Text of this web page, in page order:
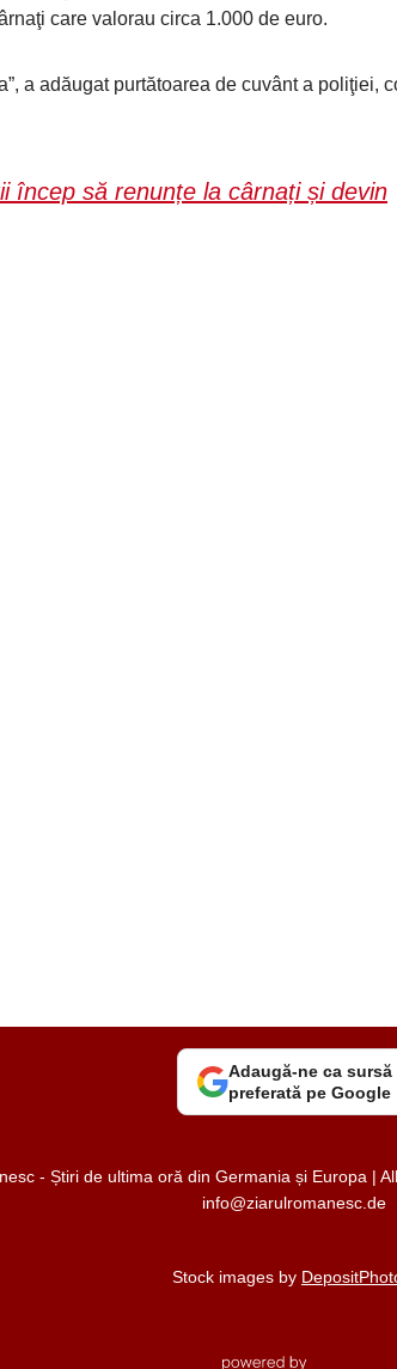
care valorau circa 1.000 de euro.
a adăugat purtătoarea de cuvânt a poliţiei,
încep să renunțe la cârnați și devin
Adaugă-ne ca sursă
preferată pe Google
- Știri de ultima oră din Germania și Europa |
info@ziarulromanesc.de
Stock images by